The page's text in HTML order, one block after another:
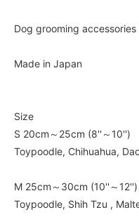
Dog grooming accessories
Made in Japan
Size
S 20cm～25cm (8''～10'')
Toypoodle, Chihuahua,
M 25cm～30cm (10''～12'')
Toypoodle, Shih Tzu ,